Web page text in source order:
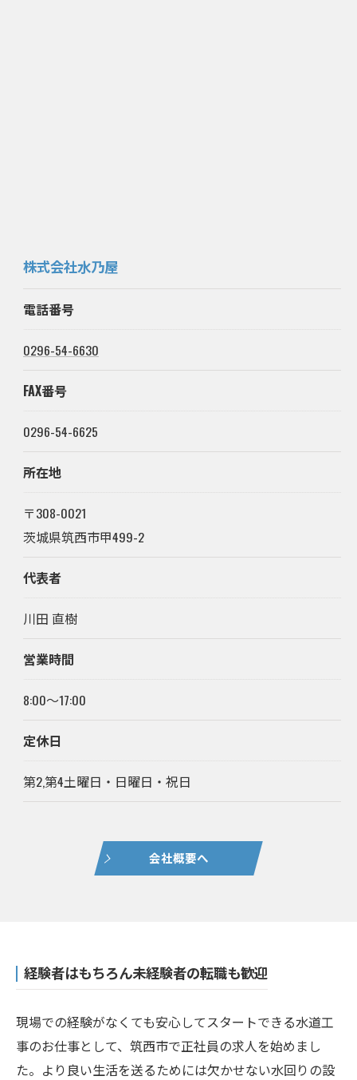
株式会社水乃屋
電話番号
0296-54-6630
FAX番号
0296-54-6625
所在地
〒308-0021
茨城県筑西市甲499-2
代表者
川田 直樹
営業時間
8:00～17:00
定休日
第2,第4土曜日・日曜日・祝日
会社概要へ
経験者はもちろん未経験者の転職も歓迎
現場での経験がなくても安心してスタートできる水道工
事のお仕事として、筑西市で正社員の求人を始めまし
た。より良い生活を送るためには欠かせない水回りの設